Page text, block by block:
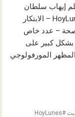
إيهاب سلطان
HoyLunes – الابتكار
– عدد خاص
بشكل كبير على
المورفولوجي
#الطب_الضوئي #طب_الأمراض_الجلدية_الحديث #HoyLunes